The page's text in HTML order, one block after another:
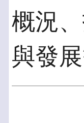
概況
與發展